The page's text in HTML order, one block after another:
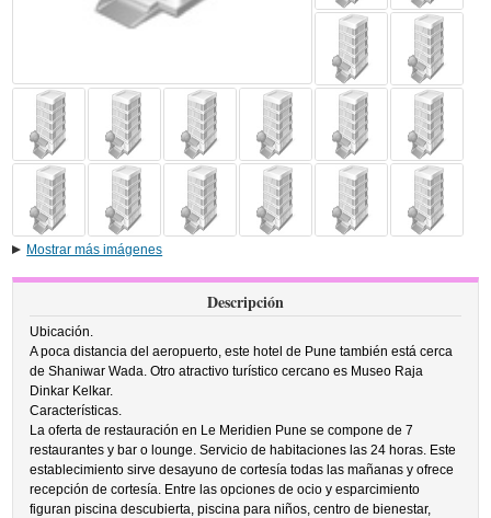
Mostrar más imágenes
Descripción
Ubicación.
A poca distancia del aeropuerto, este hotel de Pune también está cerca
de Shaniwar Wada. Otro atractivo turístico cercano es Museo Raja
Dinkar Kelkar.
Características.
La oferta de restauración en Le Meridien Pune se compone de 7
restaurantes y bar o lounge. Servicio de habitaciones las 24 horas. Este
establecimiento sirve desayuno de cortesía todas las mañanas y ofrece
recepción de cortesía. Entre las opciones de ocio y esparcimiento
figuran piscina descubierta, piscina para niños, centro de bienestar,